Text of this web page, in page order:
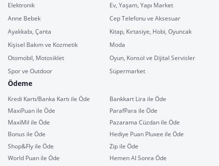
Elektronik
Ev, Yaşam, Yapı Market
Anne Bebek
Cep Telefonu ve Aksesuar
Ayakkabı, Çanta
Kitap, Kırtasiye, Hobi, Oyuncak
Kişisel Bakım ve Kozmetik
Moda
Otomobil, Motosiklet
Oyun, Konsol ve Dijital Servisler
Spor ve Outdoor
Süpermarket
Ödeme
Kredi Kartı/Banka Kartı ile Öde
Bankkart Lira ile Öde
MaxiPuan ile Öde
ParafPara ile Öde
MaxiMil ile Öde
Pazarama Cüzdan ile Öde
Bonus ile Öde
Hediye Puan Pluxee ile Öde
Shop&Fly ile Öde
Zip ile Öde
World Puan ile Öde
Hemen Al Sonra Öde